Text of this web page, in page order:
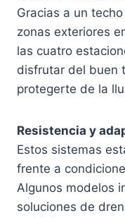
Gracias a un
zonas exteriores
las cuatro
disfrutar del buen
protegerte de la
Resistencia y
Estos sistemas
frente a
Algunos modelos
soluciones de